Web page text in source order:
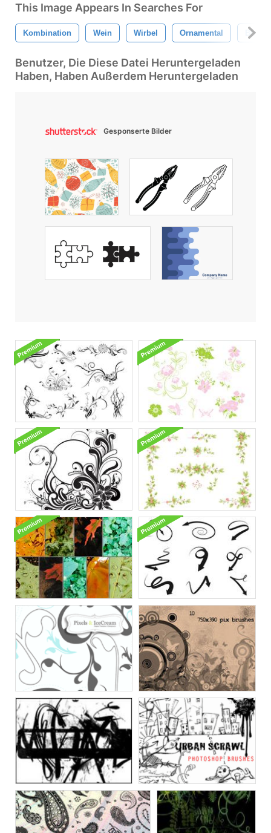
This Image Appears In Searches For
Kombination Wein Wirbel Ornamental
Benutzer, Die Diese Datei Heruntergeladen
Haben, Haben Außerdem Heruntergeladen
Gesponserte Bilder